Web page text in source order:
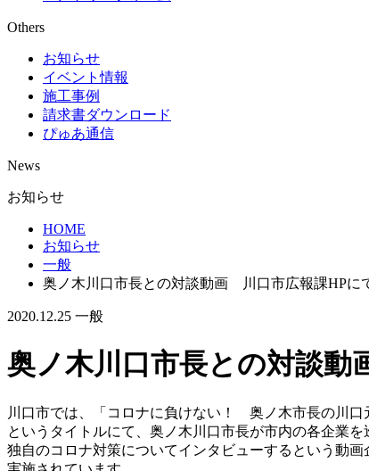
Others
お知らせ
イベント情報
施工事例
請求書ダウンロード
ぴゅあ通信
News
お知らせ
HOME
お知らせ
一般
奥ノ木川口市長との対談動画 川口市広報課HPに
2020.12.25 一般
奥ノ木川口市長との対談
川口市では、「コロナに負けない！ 奥ノ木市長の川口
というタイトルにて、奥ノ木川口市長が市内の各企業を
独自のコロナ対策についてインタビューするという動画